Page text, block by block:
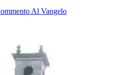
Al Vangelo